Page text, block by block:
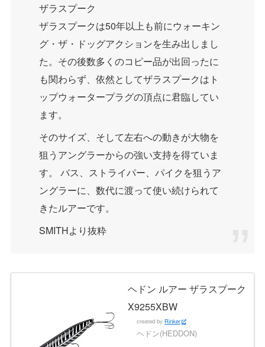
ザラスプーク
ザラスプークは50年以上も前にウォーキン
グ・ザ・ドッグアクションを生み出しまし
た。その後数多くのコピー品が出回ったに
も関わらず、依然としてザラスプークはト
ップウォータープラグの頂点に君臨してい
ます。
そのサイズ、そして左右への動きが大物を
狙うアングラーからの強い支持を得ていま
す。 バス、ストライパー、パイクを狙うア
ングラーに、数代に渡って使い続けられて
きたルアーです。
SMITHより抜粋
ヘドン ルアー ザラスプーク
X9255XBW
created by Rinker
ヘドン(HEDDON)